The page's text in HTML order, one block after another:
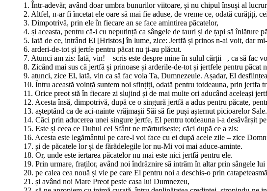
1. Într-adevăr, având doar umbra bunurilor viitoare, și nu chipul însuși al
2. Altfel, n-ar fi încetat ele oare să mai fie aduse, de vreme ce, odată curățiți,
3. Dimpotrivă, prin ele în fiecare an se face amintirea păcatelor,
4. și aceasta, pentru că-i cu neputință ca sângele de tauri și de țapi să înlăture
5. Iată de ce, intrând El [Hristos] în lume, zice: Jertfă și prinos n-ai voit, dar
6. arderi-de-tot și jertfe pentru păcat nu ți-au plăcut.
7. Atunci am zis: Iată, vin! – scris este despre mine în sulul cărții –, ca să fac
8. Zicând mai sus că jertfă și prinoase și arderile-de-tot și jertfele pentru
9. atunci, zice El, iată, vin ca să fac voia Ta, Dumnezeule. Așadar, El
10. Întru această voință suntem noi sfințiți, odată pentru totdeauna, prin jertfa
11. Orice preot stă în fiecare zi slujind și de mai multe ori aducând aceleași
12. Acesta însă, dimpotrivă, după ce o singură jertfă a adus pentru păcate,
13. așteptând ca de aci-nainte vrăjmașii Săi să fie puși așternut picioarelor Sale.
14. Căci prin aducerea unei singure jertfe, El pentru totdeauna i-a desăvârșit
15. Este și ceea ce Duhul cel Sfânt ne mărturisește; căci după ce a zis:
16. Acesta este legământul pe care-l voi face cu ei după acele zile – zice
17. și de păcatele lor și de fărădelegile lor nu-Mi voi mai aduce-aminte.
18. Or, unde este iertarea păcatelor nu mai este nici jertfă pentru ele.
19. Prin urmare, fraților, având noi îndrăznire să intrăm în altar prin sângele lui
20. pe calea cea nouă și vie pe care El pentru noi a deschis-o prin
21. și având noi Mare Preot peste casa lui Dumnezeu,